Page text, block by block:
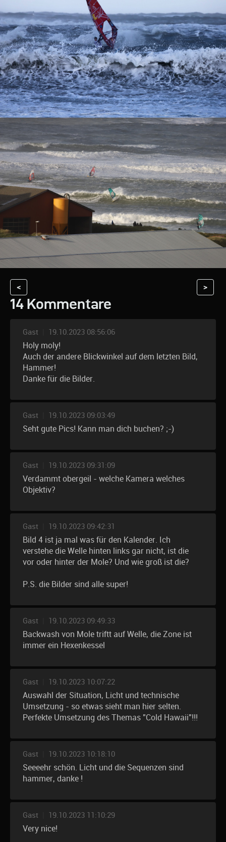
< >
14 Kommentare
Gast 19.10.2023 08:56:06
Holy moly!
Auch der andere Blickwinkel auf dem letzten Bild,
Hammer!
Danke für die Bilder.
Gast 19.10.2023 09:03:49
Seht gute Pics! Kann man dich buchen? ;-)
Gast 19.10.2023 09:31:09
Verdammt obergeil - welche Kamera welches
Objektiv?
Gast 19.10.2023 09:42:31
Bild 4 ist ja mal was für den Kalender. Ich
verstehe die Welle hinten links gar nicht, ist die
vor oder hinter der Mole? Und wie groß ist die?
P.S. die Bilder sind alle super!
Gast 19.10.2023 09:49:33
Backwash von Mole triftt auf Welle, die Zone ist
immer ein Hexenkessel
Gast 19.10.2023 10:07:22
Auswahl der Situation, Licht und technische
Umsetzung - so etwas sieht man hier selten.
Perfekte Umsetzung des Themas "Cold Hawaii"!!!
Gast 19.10.2023 10:18:10
Seeeehr schön. Licht und die Sequenzen sind
hammer, danke !
Gast 19.10.2023 11:10:29
Very nice!